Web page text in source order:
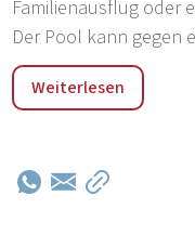
Familienausflug oder
Der Pool kann gegen
Das Dorf Brest liegt in
Nähe der Učka, einem
Natur, üppigen
Weiterlesen